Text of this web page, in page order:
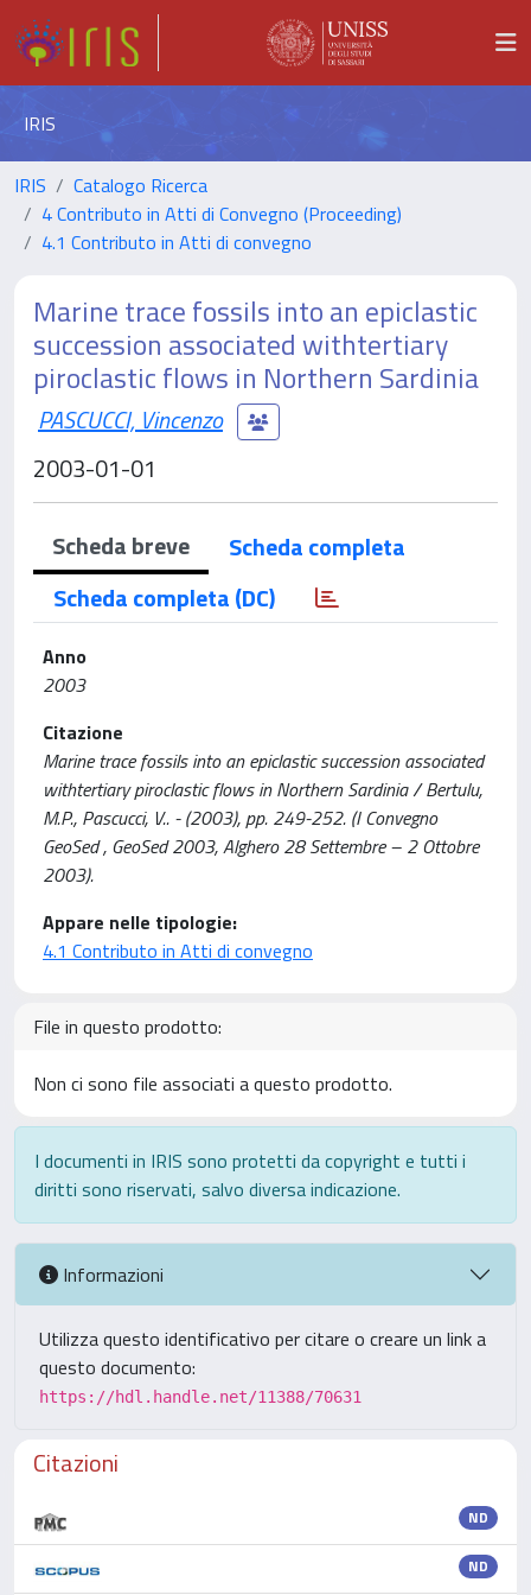
IRIS
IRIS
Catalogo Ricerca
4 Contributo in Atti di Convegno (Proceeding)
4.1 Contributo in Atti di convegno
Marine trace fossils into an epiclastic
succession associated withtertiary
piroclastic flows in Northern Sardinia
PASCUCCI, Vincenzo
2003-01-01
Scheda breve
Scheda completa
Scheda completa (DC)
Anno
2003
Citazione
Marine trace fossils into an epiclastic succession associated
withtertiary piroclastic flows in Northern Sardinia / Bertulu,
M.P., Pascucci, V.. - (2003), pp. 249-252. (I Convegno
GeoSed , GeoSed 2003, Alghero 28 Settembre – 2 Ottobre
2003).
Appare nelle tipologie:
4.1 Contributo in Atti di convegno
File in questo prodotto:
Non ci sono file associati a questo prodotto.
I documenti in IRIS sono protetti da copyright e tutti i
diritti sono riservati, salvo diversa indicazione.
Informazioni
Utilizza questo identificativo per citare o creare un link a
questo documento:
https://hdl.handle.net/11388/70631
Citazioni
ND
ND